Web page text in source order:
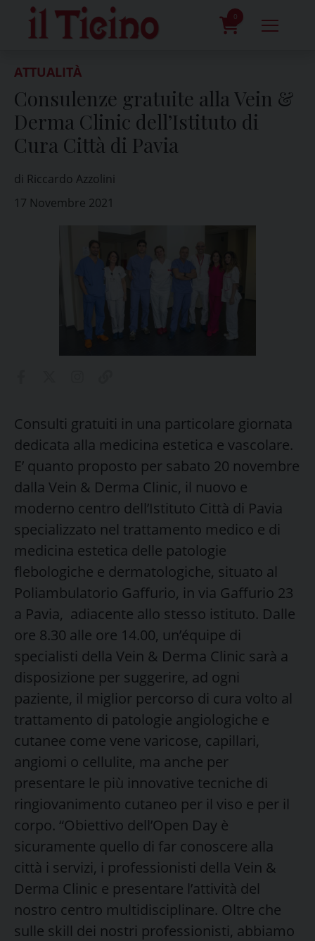
content
0
ATTUALITÀ
Consulenze gratuite alla Vein &
Derma Clinic dell’Istituto di
Cura Città di Pavia
di Riccardo Azzolini
17 Novembre 2021
Consulti gratuiti in una particolare giornata
dedicata alla medicina estetica e vascolare.
E’ quanto proposto per sabato 20 novembre
dalla Vein & Derma Clinic, il nuovo e
moderno centro dell’Istituto Città di Pavia
specializzato nel trattamento medico e di
medicina estetica delle patologie
flebologiche e dermatologiche, situato al
Poliambulatorio Gaffurio, in via Gaffurio 23
a Pavia, adiacente allo stesso istituto. Dalle
ore 8.30 alle ore 14.00, un’équipe di
specialisti della Vein & Derma Clinic sarà a
disposizione per suggerire, ad ogni
paziente, il miglior percorso di cura volto al
trattamento di patologie angiologiche e
cutanee come vene varicose, capillari,
angiomi o cellulite, ma anche per
presentare le più innovative tecniche di
ringiovanimento cutaneo per il viso e per il
corpo. “Obiettivo dell’Open Day è
sicuramente quello di far conoscere alla
città i servizi, i professionisti della Vein &
Derma Clinic e presentare l’attività del
nostro centro multidisciplinare. Oltre che
sulle skill dei nostri professionisti, abbiamo